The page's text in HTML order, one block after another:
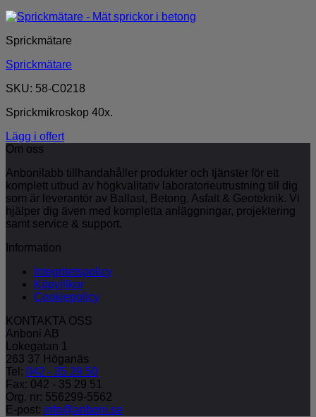
Sprickmätare
Sprickmätare
SKU: 58-C0218
Sprickmikroskop 40x.
Lägg i offert
Om oss
Anbonilabb tillhandahåller produkter och tjänster för ett
komplett utbud av högkvalitativ laboratorieutrustning till dig
som är leverantör av Ballast, Betong, Asfalt & Geoteknik. Vi
hjälper dig även med kompletta anläggningar, projektering
samt service & support.
Information
Integritetspolicy
Köpvillkor
Cookiepolicy
KONTAKTA OSS
Anboni AB
Lokegatan 1
263 37 Höganäs
Tel: 042 - 35 29 50
Fax: 042 - 35 29 51
Org. nr: 556299-5562
E-post: info@anboni.se